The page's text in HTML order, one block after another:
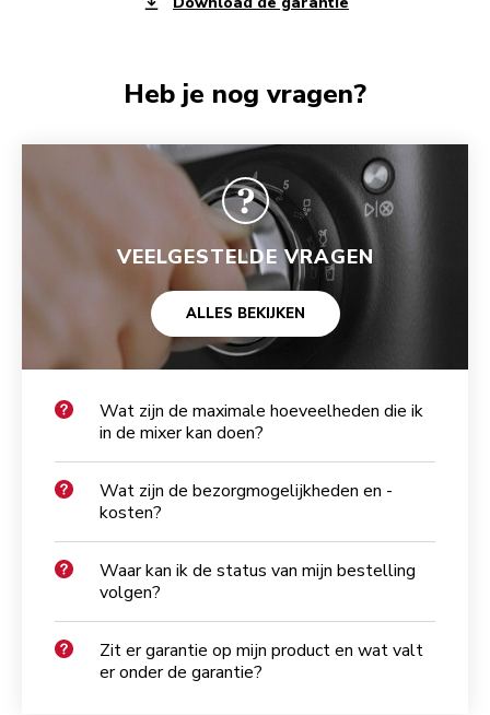
Heb je nog vragen?
VEELGESTELDE VRAGEN
ALLES BEKIJKEN
Wat zijn de maximale hoeveelheden die ik
in de mixer kan doen?
Wat zijn de bezorgmogelijkheden en -
kosten?
Waar kan ik de status van mijn bestelling
volgen?
Zit er garantie op mijn product en wat valt
er onder de garantie?